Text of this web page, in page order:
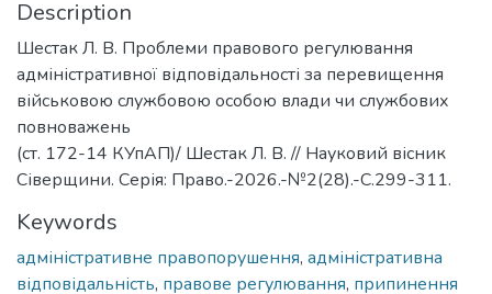
Description
Шестак Л. В. Проблеми правового регулювання
адміністративної відповідальності за перевищення
військовою службовою особою влади чи службових
повноважень
(ст. 172-14 КУпАП)/ Шестак Л. В. // Науковий вісник
Сіверщини. Серія: Право.-2026.-№2(28).-С.299-311.
Keywords
адміністративне правопорушення, адміністративна
відповідальність, правове регулювання, припинення